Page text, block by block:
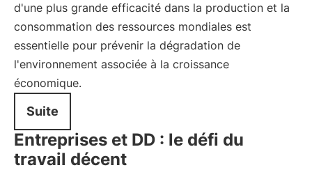
d'une plus grande efficacité dans la production et la
consommation des ressources mondiales est
essentielle pour prévenir la dégradation de
l'environnement associée à la croissance
économique.
Suite
Entreprises et DD : le défi du
travail décent